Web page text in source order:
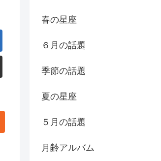
春の星座
６月の話題
季節の話題
夏の星座
５月の話題
月齢アルバム